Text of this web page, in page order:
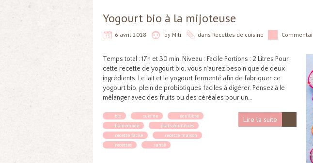
Yogourt bio à la mijoteuse
6 avril 2018 by Mili dans Recettes de cuisine
Temps total : 17h et 30 min. Niveau : Facile Portions : 2 Litres Pour
cette recette de yogourt bio, vous n’aurez besoin que de deux
ingrédients. Le lait et le yogourt fermenté afin de fabriquer ce
yogourt bio, plein de probiotiques faciles à digérer. Pensez à le
mélanger avec des fruits ou des céréales pour un…
Lire la suite
bio cuisine
équilibré
homemade
plats équilibrés
recette facile
recette maison
recettes
santé